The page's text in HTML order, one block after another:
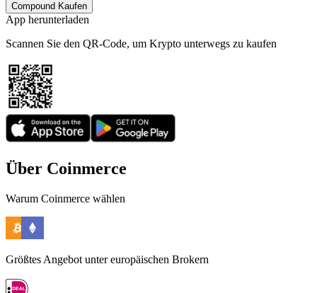
Compound Kaufen
App herunterladen
Scannen Sie den QR-Code, um Krypto unterwegs zu kaufen
Über Coinmerce
Warum Coinmerce wählen
Größtes Angebot unter europäischen Brokern